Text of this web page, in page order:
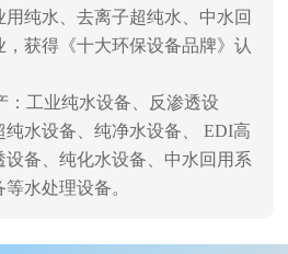
纯水、去离子超纯水、中水回
获得《十大环保设备品牌》认
：工业纯水设备、反渗透设
水设备、纯净水设备、 EDI高
备、纯化水设备、中水回用系
水处理设备。